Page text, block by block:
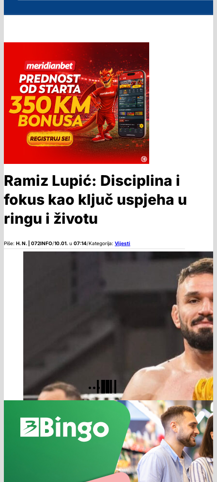
Ramiz Lupić: Disciplina i
fokus kao ključ uspjeha u
ringu i životu
Piše: H. N. | 072INFO/10.01. u 07:14/Kategorija: Vijesti